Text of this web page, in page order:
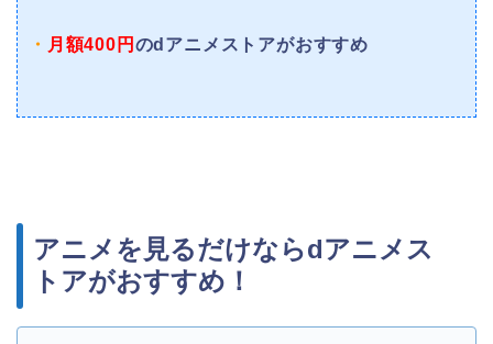
・ 月額400円 のdアニメストアがおすすめ
アニメを見るだけならdアニメス
トアがおすすめ！